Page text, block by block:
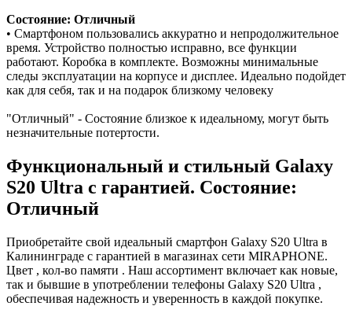
Состояние: Отличный
• Смартфоном пользовались аккуратно и непродолжительное
время. Устройство полностью исправно, все функции
работают. Коробка в комплекте. Возможны минимальные
следы эксплуатации на корпусе и дисплее. Идеально подойдет
как для себя, так и на подарок близкому человеку
"Отличный" - Состояние близкое к идеальному, могут быть
незначительные потертости.
Функциональный и стильный Galaxy
S20 Ultra с гарантией. Состояние:
Отличный
Приобретайте свой идеальный смартфон Galaxy S20 Ultra в
Калининграде с гарантией в магазинах сети MIRAPHONE.
Цвет , кол-во памяти . Наш ассортимент включает как новые,
так и бывшие в употреблении телефоны Galaxy S20 Ultra ,
обеспечивая надежность и уверенность в каждой покупке.